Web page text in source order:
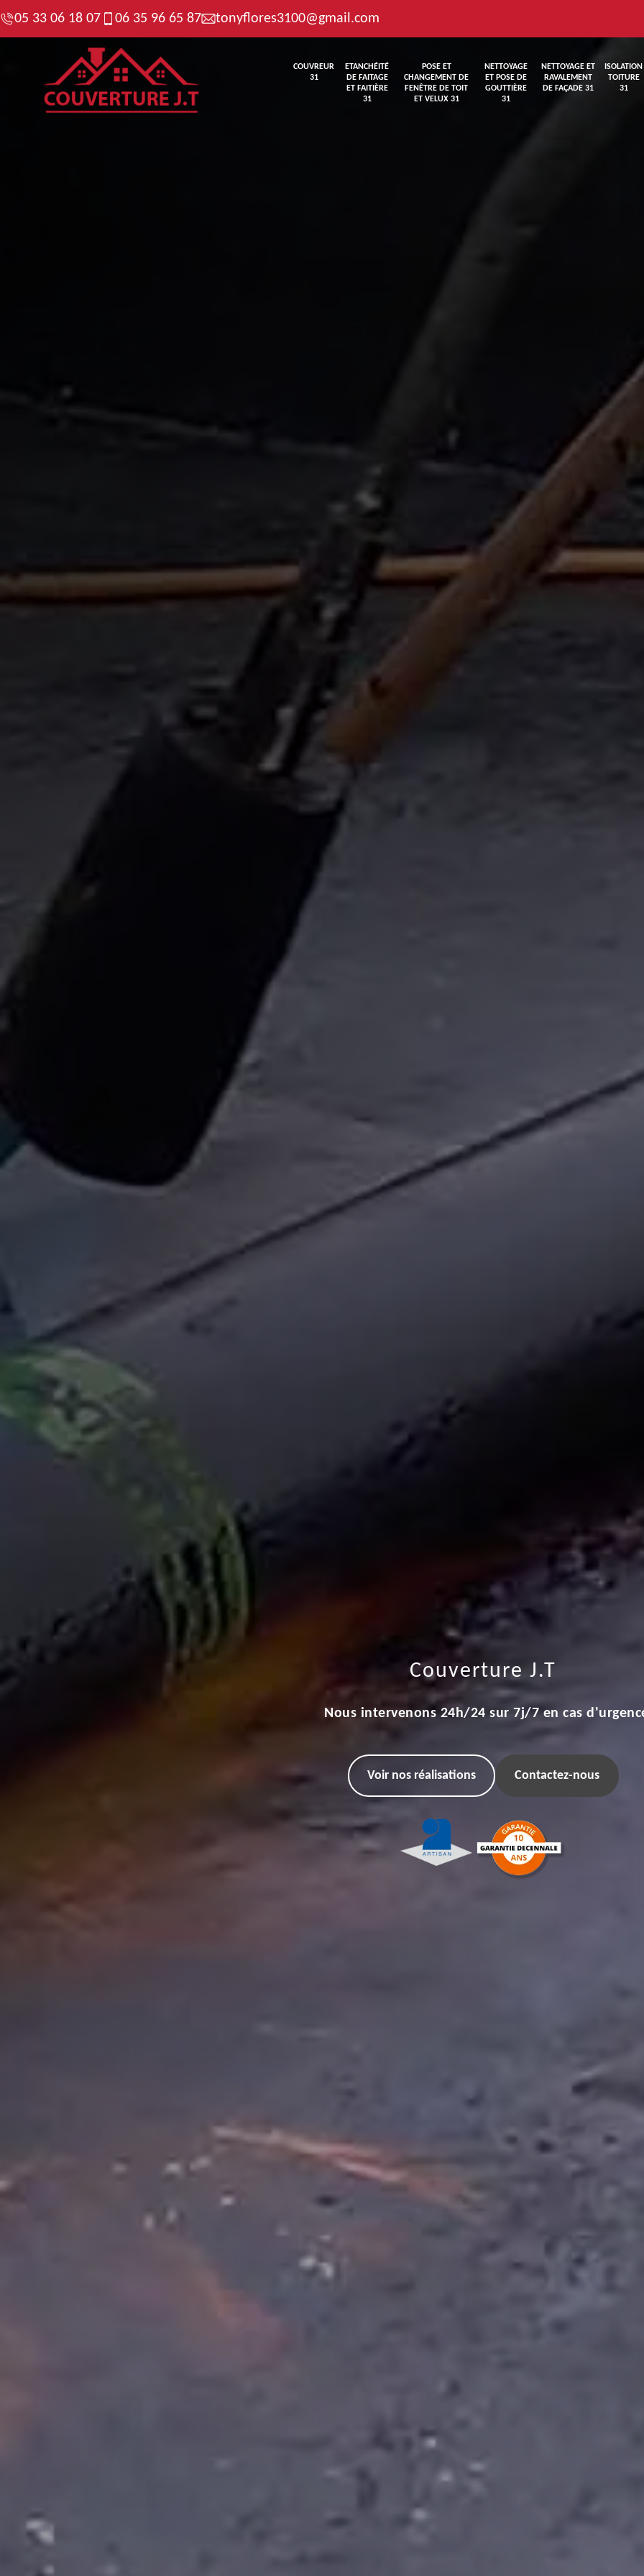
05 33 06 18 07 06 35 96 65 87 tonyflores3100@gmail.com
COUVREUR
31
ETANCHÉITÉ
DE FAITAGE
ET FAITIÈRE
31
POSE ET
CHANGEMENT DE
FENÊTRE DE TOIT
ET VELUX 31
NETTOYAGE
ET POSE DE
GOUTTIÈRE
31
NETTOYAGE ET
RAVALEMENT
DE FAÇADE 31
ISOLATION
TOITURE
31
Couverture J.T
Nous intervenons 24h/24 sur 7j/7 en cas
Voir nos réalisations Contactez-nous